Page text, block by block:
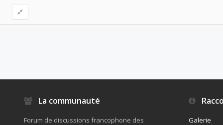
La communauté
Forum de discussions francophone des
Galerie